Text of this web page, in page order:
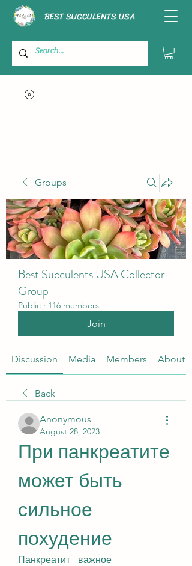
BEST SUCCULENTS USA
Groups
Best Succulents USA Collector
Group
Public · 116 members
Join
Discussion Media Members About
Back
Anonymous
August 28, 2023
При панкреатите
может быть
сильное
похудение
Панкреатит - важное